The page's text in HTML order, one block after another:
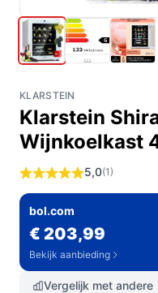
KLARSTEIN
Klarstein
Wijnkoelkast
5,0(1)
bol.com
€ 203,99
Bekijk aanbieding
Vergelijk met andere